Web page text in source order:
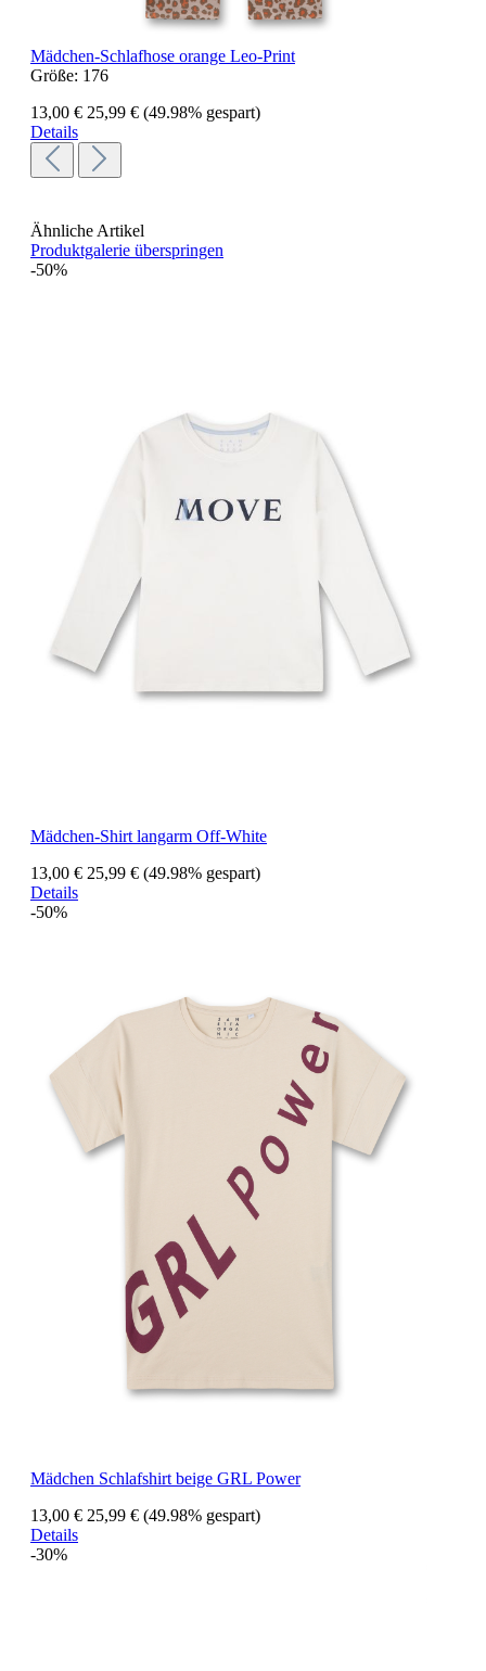
Mädchen-Schlafhose orange Leo-Print
Größe: 176
13,00 € 25,99 € (49.98% gespart)
Details
Ähnliche Artikel
Produktgalerie überspringen
-50%
Mädchen-Shirt langarm Off-White
13,00 € 25,99 € (49.98% gespart)
Details
-50%
Mädchen Schlafshirt beige GRL Power
13,00 € 25,99 € (49.98% gespart)
Details
-30%